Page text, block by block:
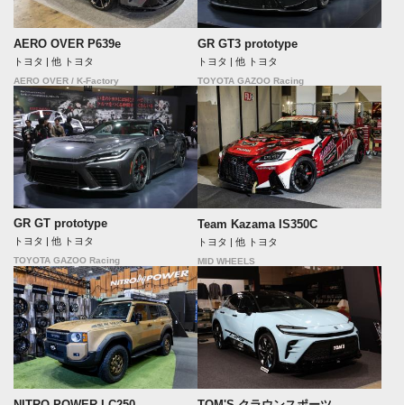
AERO OVER P639e
トヨタ | 他 トヨタ
AERO OVER / K-Factory
GR GT3 prototype
トヨタ | 他 トヨタ
TOYOTA GAZOO Racing
GR GT prototype
トヨタ | 他 トヨタ
TOYOTA GAZOO Racing
Team Kazama IS350C
トヨタ | 他 トヨタ
MID WHEELS